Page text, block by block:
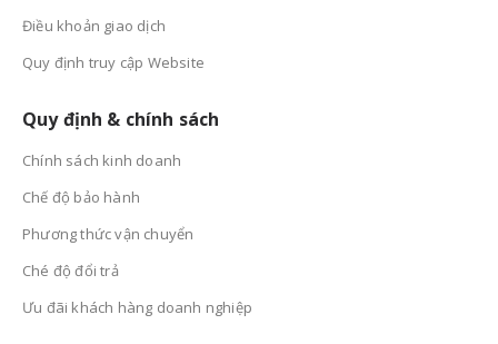
Điều khoản giao dịch
Quy định truy cập Website
Quy định & chính sách
Chính sách kinh doanh
Chế độ bảo hành
Phương thức vận chuyển
Ché độ đổi trả
Ưu đãi khách hàng doanh nghiệp